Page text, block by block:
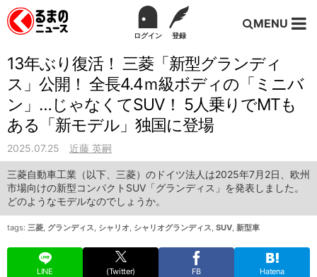
ログイン 登録
MENU
13年ぶり復活！ 三菱「新型グランディ
ス」公開！ 全長4.4ｍ級ボディの「ミニバ
ン」…じゃなくてSUV！ 5人乗りでMTも
ある「新モデル」独国に登場
2025.07.25 近藤 英嗣
三菱自動車工業（以下、三菱）のドイツ法人は2025年7月2日、欧州
市場向けの新型コンパクトSUV「グランディス」を発表しました。
どのようなモデルなのでしょうか。
tags: 三菱, グランディス, シャリオ, シャリオグランディス, SUV, 新型車
LINE (Twitter) FB Hatena